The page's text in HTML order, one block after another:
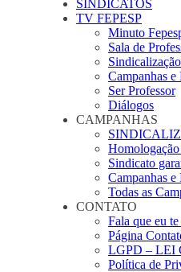
SINDICATOS
TV FEPESP
Minuto
Sala de
Sindicalização
Campanhas
Ser Professor
Diálogos
CAMPANHAS
Sindicato
Campanhas
Todas as
CONTATO
Fala que eu
Página
LGPD – LEI
Política de